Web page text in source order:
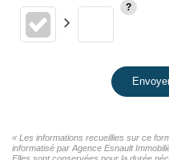
« Les informations recueillies sur ce
informatisé par Agence Esnault
Elles sont conservées pour la durée